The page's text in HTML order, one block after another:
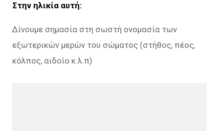
Στην ηλικία αυτή:
Δίνουμε σημασία στη σωστή ονομασία των
εξωτερικών μερών του σώματος (στήθος, πέος,
κόλπος, αιδοίο κ.λ.π)